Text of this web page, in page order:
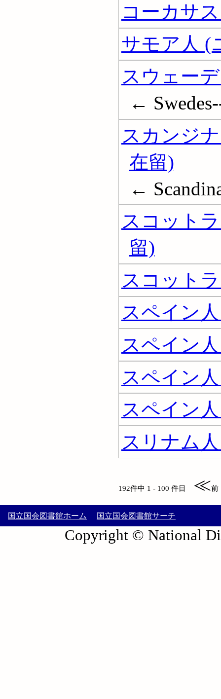
コーカサ
サモア人 (
スウェー
←
スカンジ
在留)
←
スコット
留)
スコット
スペイン
スペイン
スペイン
スペイン
スリナム
192件中 1 - 100 件目 ≪前
国立国会図書館ホーム 国立国会図書館サーチ
Copyright © National